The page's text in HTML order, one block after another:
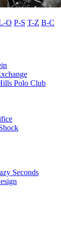
O P-S T-Z В-С
Polo Club
Seconds